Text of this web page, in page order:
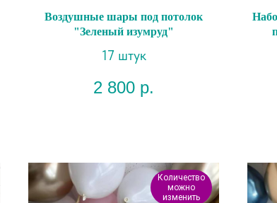
Воздушные шары под потолок
"Зеленый изумруд"
17 штук
2 800 р.
Количество
можно
изменить